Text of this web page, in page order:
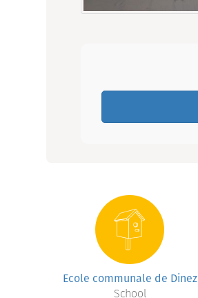
Ecole communale de Dinez
School